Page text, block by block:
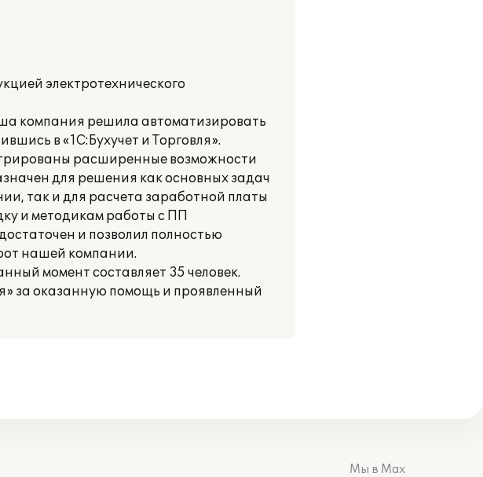
электротехнического
компания решила автоматизировать
в «1С:Бухучет и Торговля».
расширенные возможности
для решения как основных задач
так и для расчета заработной платы
и методикам работы с ПП
и позволил полностью
нашей компании.
момент составляет 35 человек.
за оказанную помощь и проявленный
Мы в Max